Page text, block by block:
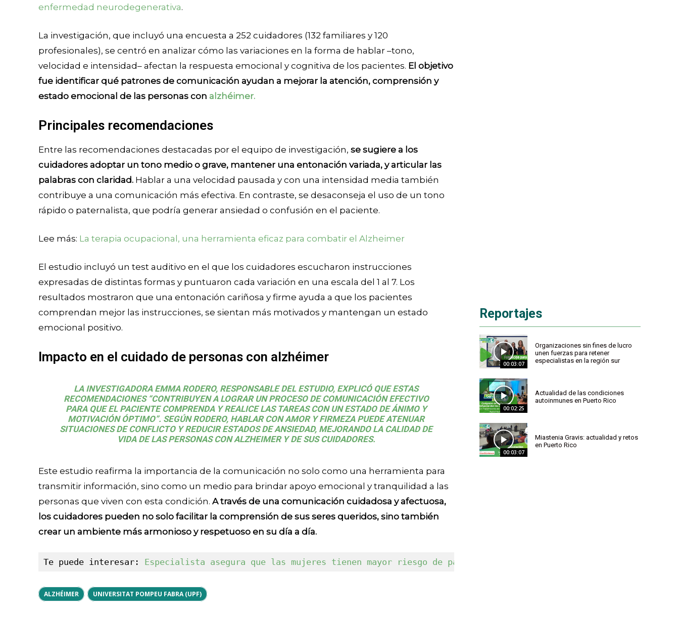
enfermedad neurodegenerativa.
La investigación, que incluyó una encuesta a 252 cuidadores (132 familiares y 120
profesionales), se centró en analizar cómo las variaciones en la forma de hablar –tono,
velocidad e intensidad– afectan la respuesta emocional y cognitiva de los pacientes. El objetivo
fue identificar qué patrones de comunicación ayudan a mejorar la atención, comprensión y
estado emocional de las personas con alzhéimer.
Principales recomendaciones
Entre las recomendaciones destacadas por el equipo de investigación, se sugiere a los
cuidadores adoptar un tono medio o grave, mantener una entonación variada, y articular las
palabras con claridad. Hablar a una velocidad pausada y con una intensidad media también
contribuye a una comunicación más efectiva. En contraste, se desaconseja el uso de un tono
rápido o paternalista, que podría generar ansiedad o confusión en el paciente.
Lee más: La terapia ocupacional, una herramienta eficaz para combatir el Alzheimer
El estudio incluyó un test auditivo en el que los cuidadores escucharon instrucciones
expresadas de distintas formas y puntuaron cada variación en una escala del 1 al 7. Los
resultados mostraron que una entonación cariñosa y firme ayuda a que los pacientes
comprendan mejor las instrucciones, se sientan más motivados y mantengan un estado
emocional positivo.
Impacto en el cuidado de personas con alzhéimer
LA INVESTIGADORA EMMA RODERO, RESPONSABLE DEL ESTUDIO, EXPLICÓ QUE ESTAS
RECOMENDACIONES “CONTRIBUYEN A LOGRAR UN PROCESO DE COMUNICACIÓN EFECTIVO
PARA QUE EL PACIENTE COMPRENDA Y REALICE LAS TAREAS CON UN ESTADO DE ÁNIMO Y
MOTIVACIÓN ÓPTIMO”. SEGÚN RODERO, HABLAR CON AMOR Y FIRMEZA PUEDE ATENUAR
SITUACIONES DE CONFLICTO Y REDUCIR ESTADOS DE ANSIEDAD, MEJORANDO LA CALIDAD DE
VIDA DE LAS PERSONAS CON ALZHEIMER Y DE SUS CUIDADORES.
Este estudio reafirma la importancia de la comunicación no solo como una herramienta para
transmitir información, sino como un medio para brindar apoyo emocional y tranquilidad a las
personas que viven con esta condición. A través de una comunicación cuidadosa y afectuosa,
los cuidadores pueden no solo facilitar la comprensión de sus seres queridos, sino también
crear un ambiente más armonioso y respetuoso en su día a día.
Te puede interesar: Especialista asegura que las mujeres tienen mayor riesgo de padecer alzhéimer
ALZHÉIMER UNIVERSITAT POMPEU FABRA (UPF)
Reportajes
00:03:07
Organizaciones sin fines de lucro
unen fuerzas para retener
especialistas en la región sur
00:02:25
Actualidad de las condiciones
autoinmunes en Puerto Rico
00:03:07
Miastenia Gravis: actualidad y retos
en Puerto Rico